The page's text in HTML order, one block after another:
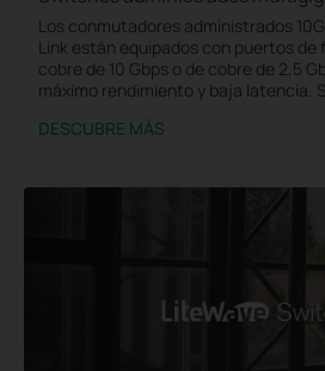
Los conmutadores administrados
Link están equipados con puertos de
cobre de 10 Gbps o de cobre de 2,5
máximo rendimiento y baja latencia.
acceso WiFi 6, servidores de
DESCUBRE MÁS